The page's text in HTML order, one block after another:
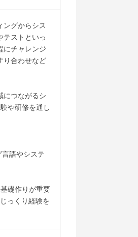
ングからシス
テストといっ
にチャレンジ
り合わせなど
につながるシ
や研修を通し
語やシステ
礎作りが重要
っくり経験を